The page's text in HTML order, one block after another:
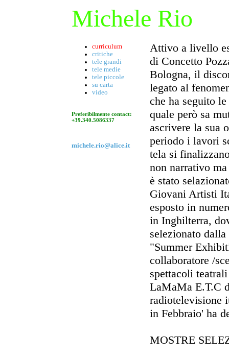
Michele Rio
curriculum
critiche
tele grandi
tele medie
tele piccole
su carta
video
Preferibilmente contact:
+39.340.5086337
michele.rio@alice.it
Attivo a livello
di Concetto
Bologna, il
legato al
che ha seguito
quale però sa
ascrivere la sua
periodo i lavori
tela si
non narrativo
è stato
Giovani Artisti
esposto in
in Inghilterra,
selezionato
"Summer
collaboratore /
spettacoli
LaMaMa E.T.C
radiotelevisione
in Febbraio' ha
MOSTRE